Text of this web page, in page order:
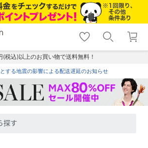
shopping_cart lock_outline
ログイン
(税込)以上のお買い物で送料無料！
する地震の影響による配送遅延のお知らせ
探す